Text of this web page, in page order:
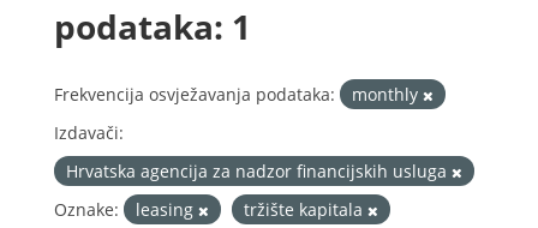
podataka: 1
Frekvencija osvježavanja podataka:
monthly
Izdavači:
Hrvatska agencija za nadzor financijskih usluga
Oznake:
leasing
tržište kapitala